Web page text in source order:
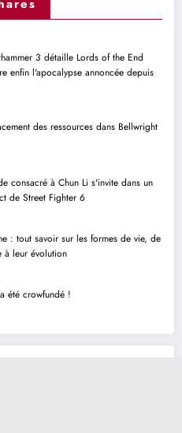
3 détaille Lords of the End
enfin l'apocalypse annoncée depuis
des ressources dans Bellwright
consacré à Chun Li s'invite dans un
de Street Fighter 6
: tout savoir sur les formes de vie, de
à leur évolution
été crowfundé !